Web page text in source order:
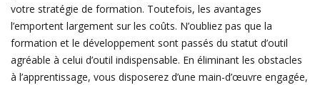
votre stratégie de formation. Toutefois, les avantages
l’emportent largement sur les coûts. N’oubliez pas que la
formation et le développement sont passés du statut d’outil
agréable à celui d’outil indispensable. En éliminant les obstacles
à l’apprentissage, vous disposerez d’une main-d’œuvre engagée,